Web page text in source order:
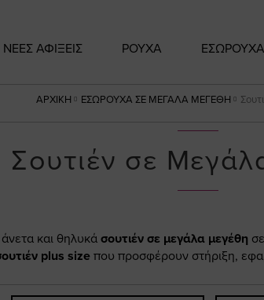
NΕΕΣ ΑΦΙΞΕΙΣ ΡΟΥΧΑ ΕΣΩΡΟΥΧΑ
ΑΡΧΙΚΉ ΕΣΏΡΟΥΧΑ ΣΕ ΜΕΓΆΛΑ ΜΕΓΈΘΗ
Σουτιέν σε
και θηλυκά σουτιέν σε μεγάλα μεγέθη
plus size που προσφέρουν στήριξη,